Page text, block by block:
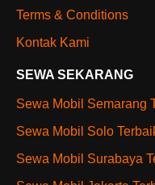
Terms & Conditions
Kontak Kami
SEWA SEKARANG
Sewa Mobil Semarang
Sewa Mobil Solo
Sewa Mobil Surabaya